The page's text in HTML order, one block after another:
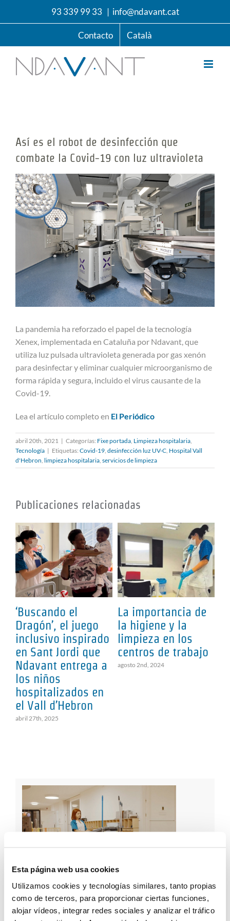
Esta página web usa cookies
Utilizamos cookies y tecnologías similares, tanto propias
como de terceros, para proporcionar ciertas funciones,
alojar vídeos, integrar redes sociales y analizar el tráfico
93 339 99 33 | info@ndavant.cat
Contacto Català
Así es el robot de desinfección que
combate la Covid-19 con luz ultravioleta
Ver
imagen
más
grande
La pandemia ha reforzado el papel de la tecnología
Xenex, implementada en Cataluña por Ndavant, que
utiliza luz pulsada ultravioleta generada por gas xenón
para desinfectar y eliminar cualquier microorganismo de
forma rápida y segura, incluido el virus causante de la
Covid-19.
Lea el artículo completo en El Periódico
abril 20th, 2021 | Categorías: Fixe portada Limpieza hospitalaria
Tecnología | Etiquetas: Covid-19 desinfección luz UV-C Hospital Vall
d'Hebron limpieza hospitalaria servicios de limpieza
Publicaciones relacionadas
‘Buscando el
Dragón’, el juego
inclusivo inspirado
en Sant Jordi que
Ndavant entrega a
los niños
hospitalizados en
el Vall d’Hebron
abril 27th, 2025
La importancia de
la higiene y la
limpieza en los
centros de trabajo
agosto 2nd, 2024
Etiquetas